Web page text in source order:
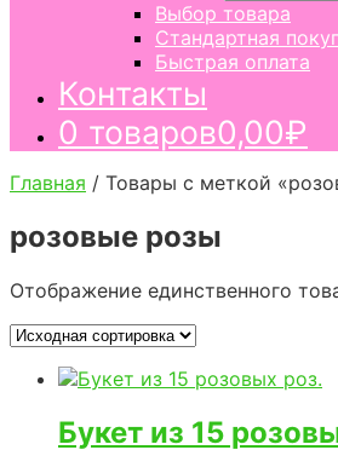
Выбор товара
Стандартная
Быстрая оплата
Контакты
0 товаров0,00₽
Главная / Товары с меткой
розовые розы
Отображение единственного
Букет из 15